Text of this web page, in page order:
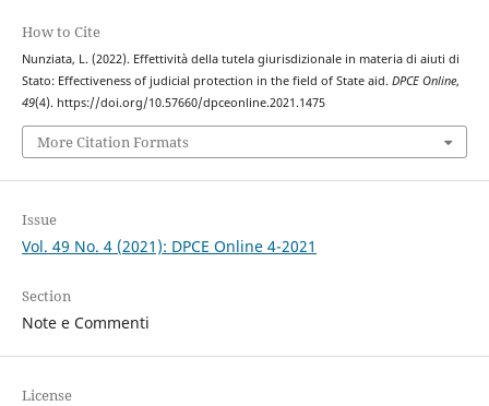
How to Cite
Nunziata, L. (2022). Effettività della tutela giurisdizionale in materia di aiuti di
Stato: Effectiveness of judicial protection in the field of State aid. DPCE Online,
49(4). https://doi.org/10.57660/dpceonline.2021.1475
More Citation Formats
Issue
Vol. 49 No. 4 (2021): DPCE Online 4-2021
Section
Note e Commenti
License